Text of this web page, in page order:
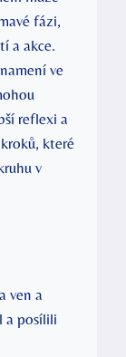
fázi,
a akce.
ve
reflexi a
které
v
ven a
a posílili